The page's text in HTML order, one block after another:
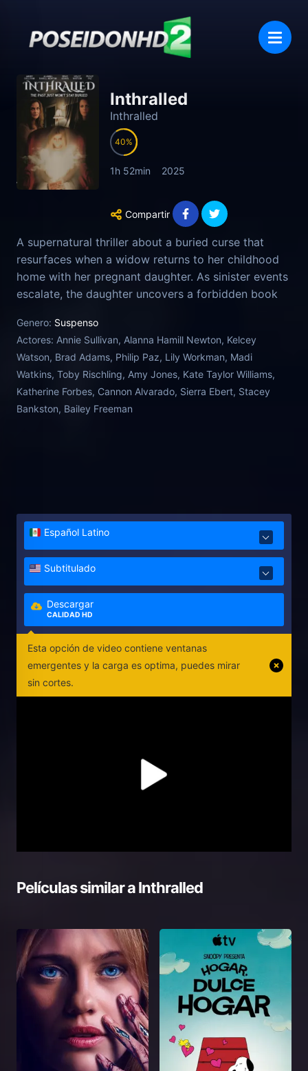
Inthralled
Inthralled
40
1h 52min 2025
Compartir
A supernatural thriller about a buried curse that
resurfaces when a widow returns to her childhood
home with her pregnant daughter. As sinister events
escalate, the daughter uncovers a forbidden book
child.
Genero: Suspenso
Actores: Annie Sullivan, Alanna Hamill Newton, Kelcey
Watson, Brad Adams, Philip Paz, Lily Workman, Madi
Watkins, Toby Rischling, Amy Jones, Kate Taylor Williams,
Katherine Forbes, Cannon Alvarado, Sierra Ebert, Stacey
Bankston, Bailey Freeman
Español Latino
Subtitulado
Descargar
CALIDAD HD
Esta opción de video contiene ventanas
emergentes y la carga es optima, puedes mirar
sin cortes.
Películas similar aInthralled